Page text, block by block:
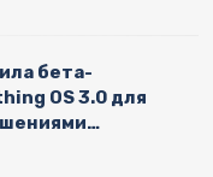
бета-
OS 3.0 для